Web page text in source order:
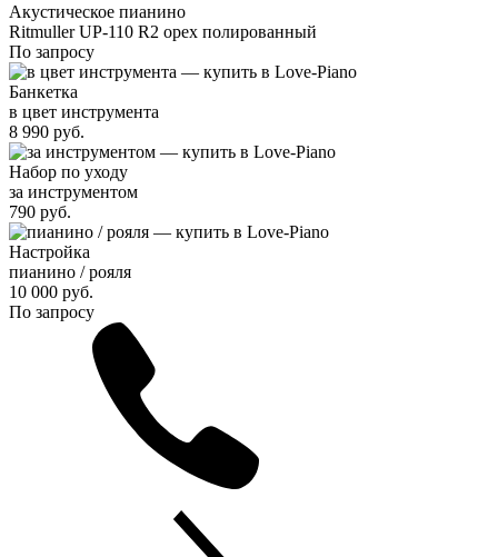
Акустическое пианино
Ritmuller UP-110 R2 орех полированный
По запросу
Банкетка
в цвет инструмента
8 990 руб.
Набор по уходу
за инструментом
790 руб.
Настройка
пианино / рояля
10 000 руб.
По запросу